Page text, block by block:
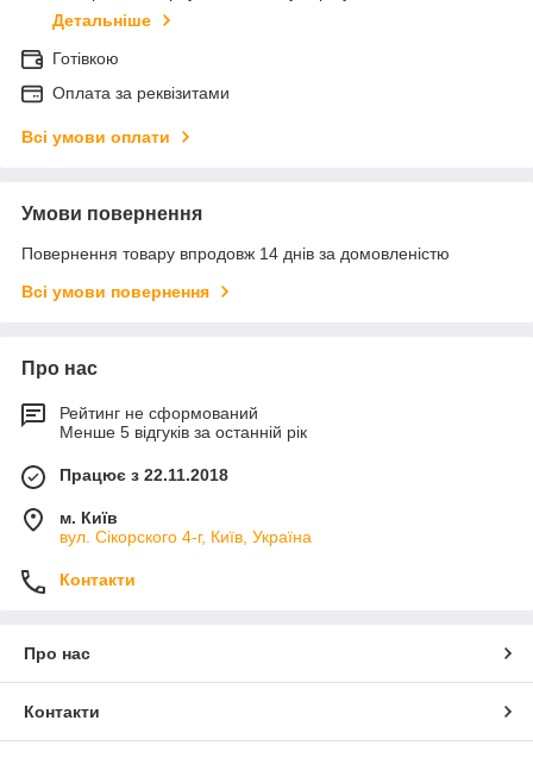
Детальніше
Готівкою
Оплата за реквізитами
Всі умови оплати
Умови повернення
Повернення товару впродовж 14 днів за домовленістю
Всі умови повернення
Про нас
Рейтинг не сформований
Менше 5 відгуків за останній рік
Працює з 22.11.2018
м. Київ
вул. Сікорского 4-г, Київ, Україна
Контакти
Про нас
Контакти